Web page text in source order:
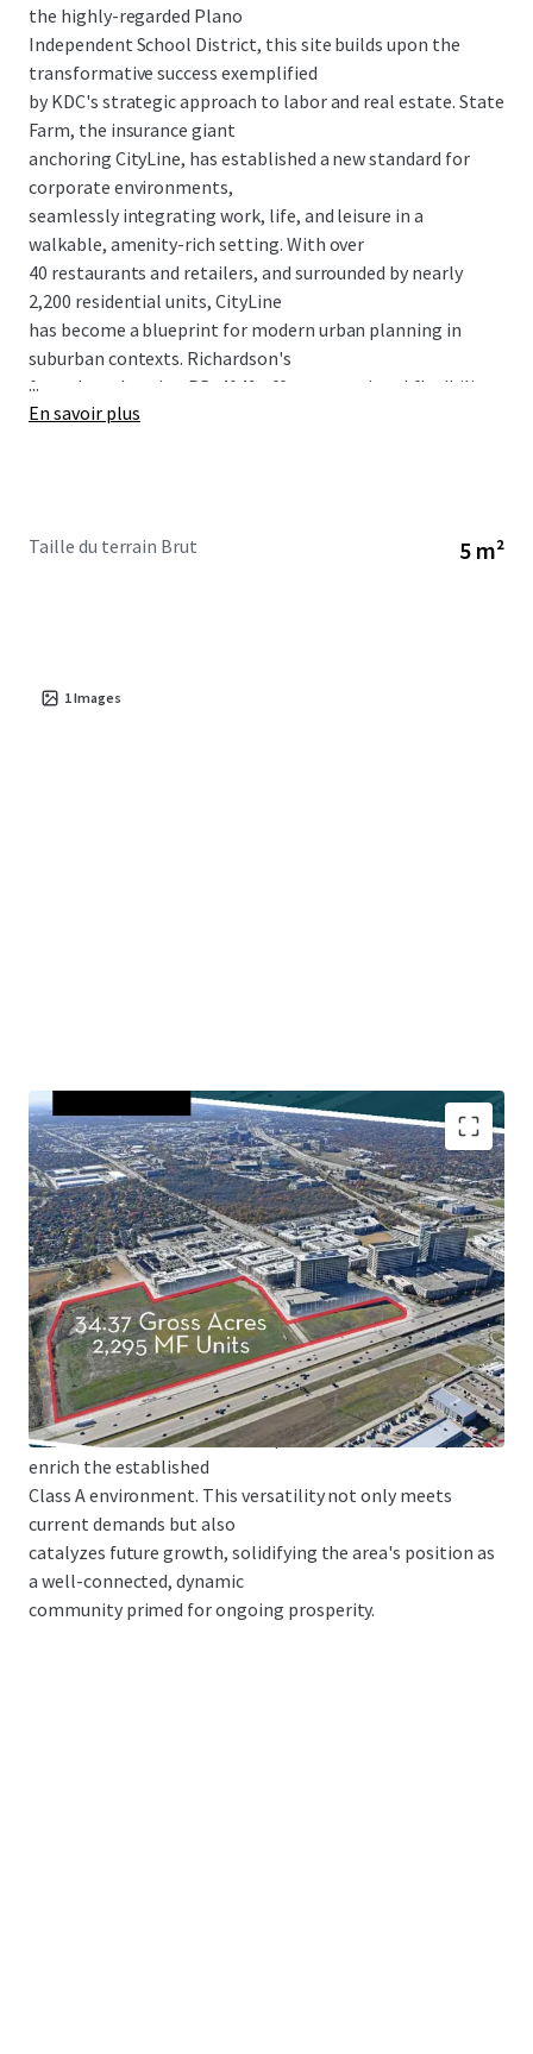
the highly-regarded Plano
Independent School District, this site builds upon the
transformative success exemplified
by KDC's strategic approach to labor and real estate. State
Farm, the insurance giant
anchoring CityLine, has established a new standard for
corporate environments,
seamlessly integrating work, life, and leisure in a
walkable, amenity-rich setting. With over
40 restaurants and retailers, and surrounded by nearly
2,200 residential units, CityLine
has become a blueprint for modern urban planning in
suburban contexts. Richardson's
form-based zoning PD-4049 offers exceptional flexibility,
enabling the addition of 2,295
...
En savoir plus
Taille du terrain Brut 5 m²
1Images
This adaptability, coupled with robust transportation
infrastructure including
extensive road networks and DART rail services, creates an
ideal environment for
development. The existing Red/Orange lines and future
Silver Line further enhance
connectivity, while the zoning's accommodation of diverse
uses - from multifamily
and hotel to retail and office spaces - allows developers to
enrich the established
Class A environment. This versatility not only meets
current demands but also
catalyzes future growth, solidifying the area's position as
a well-connected, dynamic
community primed for ongoing prosperity.